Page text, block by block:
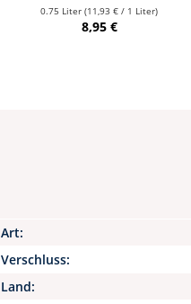
0.75 Liter(11,93 € / 1 Liter)
8,95 €
Art:
Verschluss:
Land: